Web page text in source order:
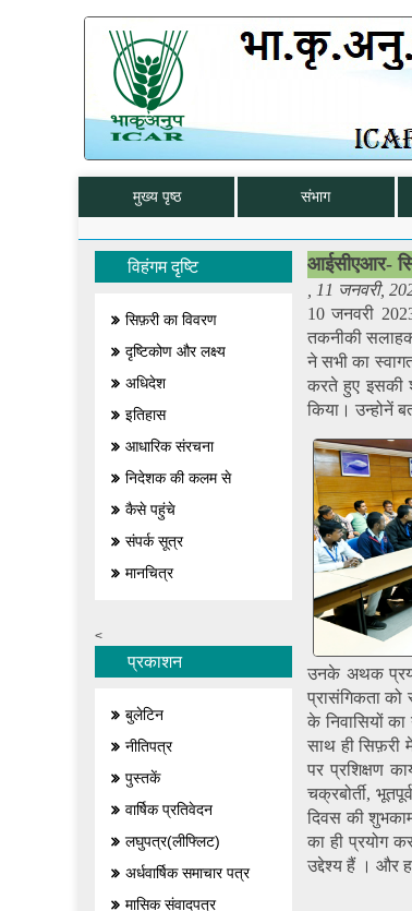
मुख्य पृष्ठ संभाग
विहंगम दृष्टि
सिफ़री का विवरण
दृष्टिकोण और लक्ष्य
अधिदेश
इतिहास
आधारिक संरचना
निदेशक की कलम से
कैसे पहुंचे
संपर्क सूत्र
मानचित्र
<
प्रकाशन
बुलेटिन
नीतिपत्र
पुस्तकें
वार्षिक प्रतिवेदन
लघुपत्र(लीफ्लिट)
अर्धवार्षिक समाचार पत्र
मासिक संवादपत्र
आईसीएआर-
, 11 जनवरी,
10 जनवरी
तकनीकी
ने सभी का
करते हुए इसकी
किया। उन्होनें
उनके अथक
प्रासंगिकता को
के निवासियों
साथ ही सिफ़री
पर प्रशिक्षण
चक्रबोर्ती,
दिवस की
का ही प्रयोग
उद्देश्य हैं । और